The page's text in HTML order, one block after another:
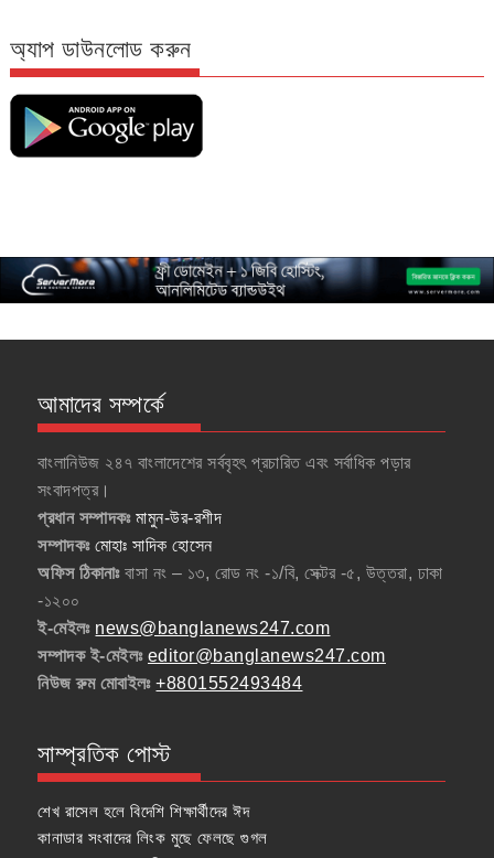
অ্যাপ ডাউনলোড করুন
আমাদের সম্পর্কে
বাংলানিউজ ২৪৭ বাংলাদেশের সর্ববৃহৎ প্রচারিত এবং সর্বাধিক পড়ার
সংবাদপত্র।
প্রধান সম্পাদকঃমামুন-উর-রশীদ
সম্পাদকঃ মোহাঃ সাদিক হোসেন
অফিস ঠিকানাঃবাসা নং – ১৩, রোড নং -১/বি, সেক্টর -৫, উত্তরা, ঢাকা
-১২০০
ই-মেইলঃ news@banglanews247.com
সম্পাদক ই-মেইলঃ editor@banglanews247.com
নিউজ রুম মোবাইলঃ+8801552493484
সাম্প্রতিক পোস্ট
শেখ রাসেল হলে বিদেশি শিক্ষার্থীদের ঈদ
কানাডার সংবাদের লিংক মুছে ফেলছে গুগল